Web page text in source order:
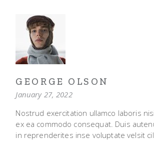
GEORGE OLSON
January 27, 2022
Nostrud exercitation ullamco laboris
ex ea commodo consequat. Duis
in reprenderites inse voluptate velsit